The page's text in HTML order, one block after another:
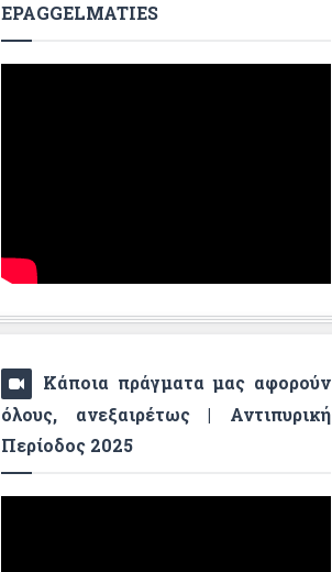
EPAGGELMATIES
Κάποια πράγματα μας αφορούν
όλους, ανεξαιρέτως | Αντιπυρική
Περίοδος 2025